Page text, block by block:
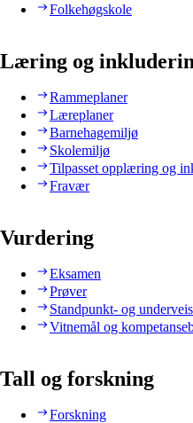
Folkehøgskole
Læring og
Rammeplaner
Læreplaner
Barnehagemiljø
Skolemiljø
Tilpasset opplæring og
Fravær
Vurdering
Eksamen
Prøver
Standpunkt- og
Vitnemål og
Tall og forskning
Forskning